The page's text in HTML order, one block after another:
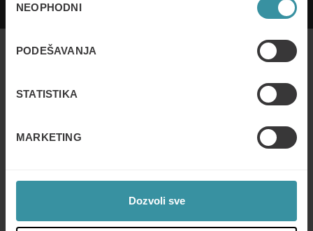
сагласности
NEOPHODNI
PODEŠAVANJA
STATISTIKA
MARKETING
Dozvoli sve
2023 Training Industry Top 20™ Sales
Training and Enablement Companies